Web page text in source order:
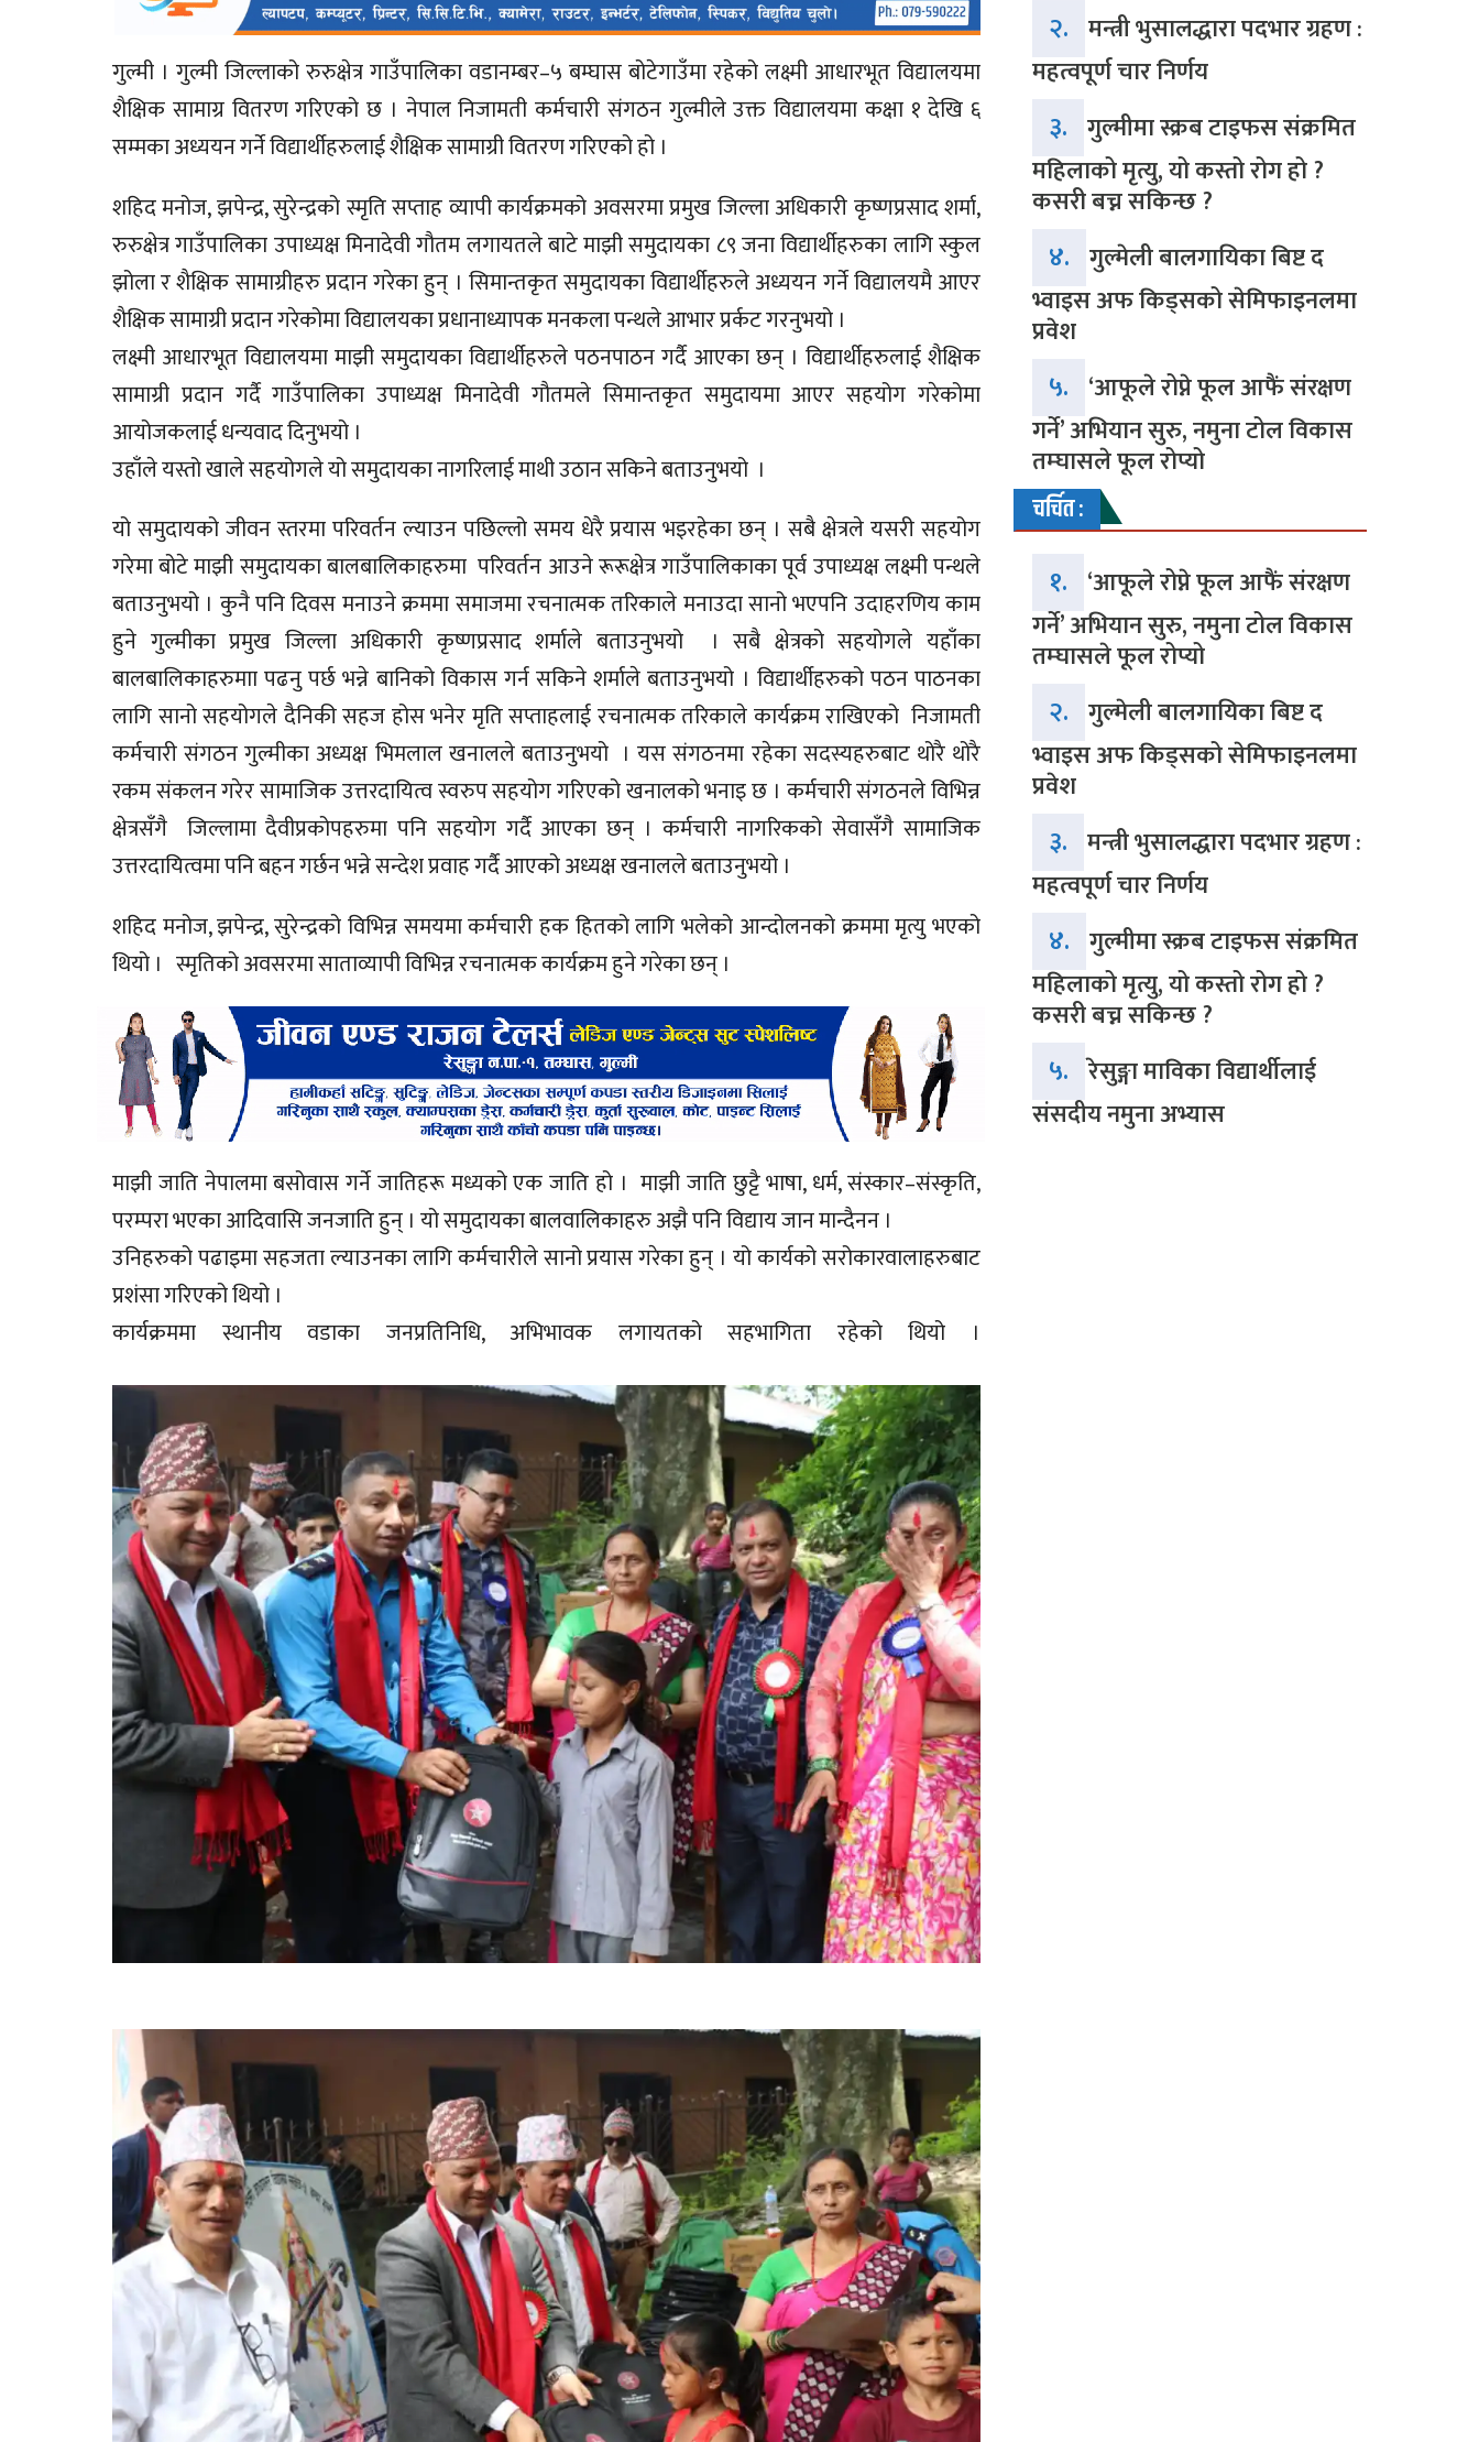
गुल्मी । गुल्मी जिल्लाको रुरुक्षेत्र गाउँपालिका वडानम्बर–५ बम्घास बोटेगाउँमा रहेको लक्ष्मी आधारभूत विद्यालयमा
शैक्षिक सामाग्र वितरण गरिएको छ । नेपाल निजामती कर्मचारी संगठन गुल्मीले उक्त विद्यालयमा कक्षा १ देखि ६
सम्मका अध्ययन गर्ने विद्यार्थीहरुलाई शैक्षिक सामाग्री वितरण गरिएको हो ।
शहिद मनोज, झपेन्द्र, सुरेन्द्रको स्मृति सप्ताह व्यापी कार्यक्रमको अवसरमा प्रमुख जिल्ला अधिकारी कृष्णप्रसाद शर्मा,
रुरुक्षेत्र गाउँपालिका उपाध्यक्ष मिनादेवी गौतम लगायतले बाटे माझी समुदायका ८९ जना विद्यार्थीहरुका लागि स्कुल
झोला र शैक्षिक सामाग्रीहरु प्रदान गरेका हुन् । सिमान्तकृत समुदायका विद्यार्थीहरुले अध्ययन गर्ने विद्यालयमै आएर
शैक्षिक सामाग्री प्रदान गरेकोमा विद्यालयका प्रधानाध्यापक मनकला पन्थले आभार प्रर्कट गरनुभयो ।
लक्ष्मी आधारभूत विद्यालयमा माझी समुदायका विद्यार्थीहरुले पठनपाठन गर्दै आएका छन् । विद्यार्थीहरुलाई शैक्षिक
सामाग्री प्रदान गर्दै गाउँपालिका उपाध्यक्ष मिनादेवी गौतमले सिमान्तकृत समुदायमा आएर सहयोग गरेकोमा
आयोजकलाई धन्यवाद दिनुभयो ।
उहाँले यस्तो खाले सहयोगले यो समुदायका नागरिलाई माथी उठान सकिने बताउनुभयो ।
यो समुदायको जीवन स्तरमा परिवर्तन ल्याउन पछिल्लो समय धेरै प्रयास भइरहेका छन् । सबै क्षेत्रले यसरी सहयोग
गरेमा बोटे माझी समुदायका बालबालिकाहरुमा परिवर्तन आउने रूरूक्षेत्र गाउँपालिकाका पूर्व उपाध्यक्ष लक्ष्मी पन्थले
बताउनुभयो । कुनै पनि दिवस मनाउने क्रममा समाजमा रचनात्मक तरिकाले मनाउदा सानो भएपनि उदाहरणिय काम
हुने गुल्मीका प्रमुख जिल्ला अधिकारी कृष्णप्रसाद शर्माले बताउनुभयो । सबै क्षेत्रको सहयोगले यहाँका
बालबालिकाहरुमाा पढनु पर्छ भन्ने बानिको विकास गर्न सकिने शर्माले बताउनुभयो । विद्यार्थीहरुको पठन पाठनका
लागि सानो सहयोगले दैनिकी सहज होस भनेर मृति सप्ताहलाई रचनात्मक तरिकाले कार्यक्रम राखिएको निजामती
कर्मचारी संगठन गुल्मीका अध्यक्ष भिमलाल खनालले बताउनुभयो । यस संगठनमा रहेका सदस्यहरुबाट थोरै थोरै
रकम संकलन गरेर सामाजिक उत्तरदायित्व स्वरुप सहयोग गरिएको खनालको भनाइ छ । कर्मचारी संगठनले विभिन्न
क्षेत्रसँगै जिल्लामा दैवीप्रकोपहरुमा पनि सहयोग गर्दै आएका छन् । कर्मचारी नागरिकको सेवासँगै सामाजिक
उत्तरदायित्वमा पनि बहन गर्छन भन्ने सन्देश प्रवाह गर्दै आएको अध्यक्ष खनालले बताउनुभयो ।
शहिद मनोज, झपेन्द्र, सुरेन्द्रको विभिन्न समयमा कर्मचारी हक हितको लागि भलेको आन्दोलनको क्रममा मृत्यु भएको
थियो । स्मृतिको अवसरमा साताव्यापी विभिन्न रचनात्मक कार्यक्रम हुने गरेका छन् ।
माझी जाति नेपालमा बसोवास गर्ने जातिहरू मध्यको एक जाति हो । माझी जाति छुट्टै भाषा, धर्म, संस्कार–संस्कृति,
परम्परा भएका आदिवासि जनजाति हुन् । यो समुदायका बालवालिकाहरु अझै पनि विद्याय जान मान्दैनन ।
उनिहरुको पढाइमा सहजता ल्याउनका लागि कर्मचारीले सानो प्रयास गरेका हुन् । यो कार्यको सरोकारवालाहरुबाट
प्रशंसा गरिएको थियो ।
कार्यक्रममा स्थानीय वडाका जनप्रतिनिधि, अभिभावक लगायतको सहभागिता रहेको थियो ।
२. मन्त्री भुसालद्धारा पदभार ग्रहण :
महत्वपूर्ण चार निर्णय
३. गुल्मीमा स्क्रब टाइफस संक्रमित
महिलाको मृत्यु, यो कस्तो रोग हो ?
कसरी बच्न सकिन्छ ?
४. गुल्मेली बालगायिका बिष्ट द
भ्वाइस अफ किड्सको सेमिफाइनलमा
प्रवेश
५. ‘आफूले रोप्ने फूल आफैं संरक्षण
गर्ने’ अभियान सुरु, नमुना टोल विकास
तम्घासले फूल रोप्यो
चर्चित :
१. ‘आफूले रोप्ने फूल आफैं संरक्षण
गर्ने’ अभियान सुरु, नमुना टोल विकास
तम्घासले फूल रोप्यो
२. गुल्मेली बालगायिका बिष्ट द
भ्वाइस अफ किड्सको सेमिफाइनलमा
प्रवेश
३. मन्त्री भुसालद्धारा पदभार ग्रहण :
महत्वपूर्ण चार निर्णय
४. गुल्मीमा स्क्रब टाइफस संक्रमित
महिलाको मृत्यु, यो कस्तो रोग हो ?
कसरी बच्न सकिन्छ ?
५. रेसुङ्गा माविका विद्यार्थीलाई
संसदीय नमुना अभ्यास